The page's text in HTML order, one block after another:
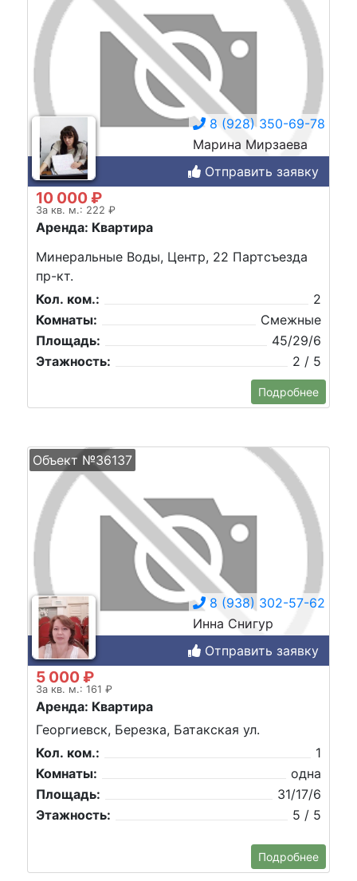
8 (928) 350-69-78
Марина Мирзаева
Отправить заявку
10 000 ₽
За кв. м.: 222 ₽
Аренда: Квартира
Минеральные Воды, Центр, 22 Партсъезда
пр-кт.
Кол. ком.:
2
Комнаты:
Смежные
Площадь:
45/29/6
Этажность:
2 / 5
Подробнее
Объект №36137
8 (938) 302-57-62
Инна Снигур
Отправить заявку
5 000 ₽
За кв. м.: 161 ₽
Аренда: Квартира
Георгиевск, Березка, Батакская ул.
Кол. ком.:
1
Комнаты:
одна
Площадь:
31/17/6
Этажность:
5 / 5
Подробнее